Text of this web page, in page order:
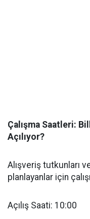
Çalışma Saatleri:
Açılıyor?
Alışveriş tutkunları
planlayanlar için
Açılış Saati: 10:00